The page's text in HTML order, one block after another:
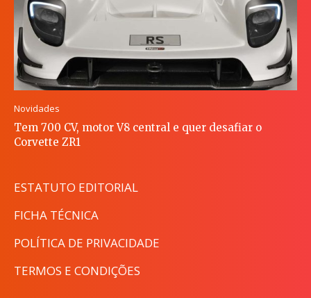
Novidades
Tem 700 CV, motor V8 central e quer desafiar o
Corvette ZR1
ESTATUTO EDITORIAL
FICHA TÉCNICA
POLÍTICA DE PRIVACIDADE
TERMOS E CONDIÇÕES